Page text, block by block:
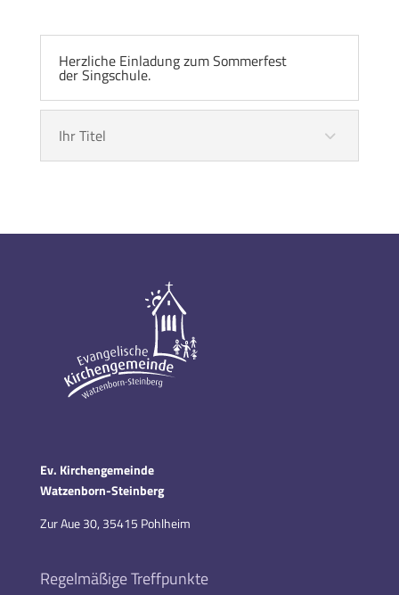
Herzliche Einladung zum Sommerfest
der Singschule.
Ihr Titel
Ev. Kirchengemeinde
Watzenborn-Steinberg
Zur Aue 30, 35415 Pohlheim
Regelmäßige Treffpunkte